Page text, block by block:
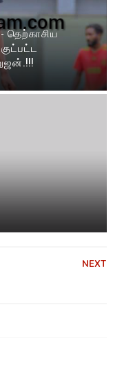
தெற்காசிய
NEXT